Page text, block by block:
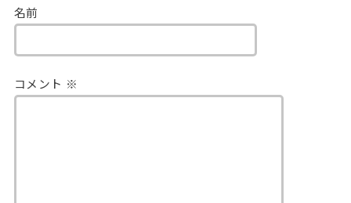
名前
コメント ※